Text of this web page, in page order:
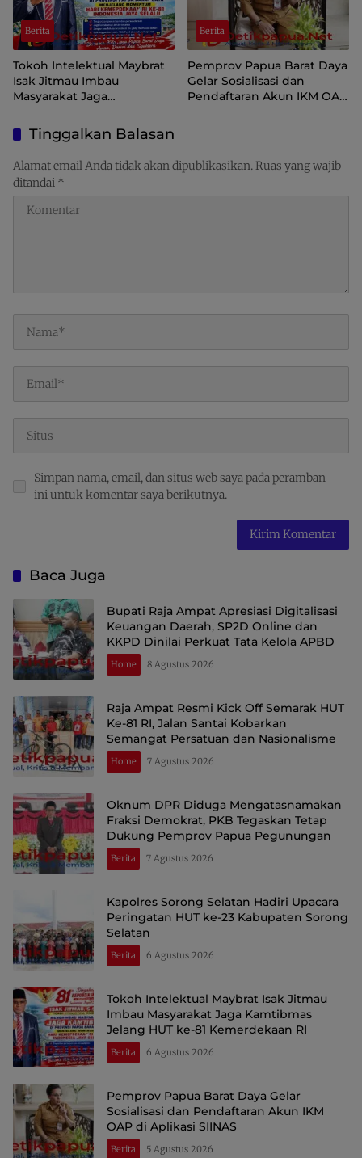
Berita
Tokoh Intelektual Maybrat
Isak Jitmau Imbau
Masyarakat Jaga
81 Kemerdekaan RI
Berita
Pemprov Papua Barat Daya
Gelar Sosialisasi dan
Pendaftaran Akun IKM OAP
Tinggalkan Balasan
Alamat email Anda tidak akan dipublikasikan.Ruas yang wajib
ditandai *
Simpan nama, email, dan situs web saya pada peramban
ini untuk komentar saya berikutnya.
Baca Juga
Bupati Raja Ampat Apresiasi Digitalisasi
Keuangan Daerah, SP2D Online dan
KKPD Dinilai Perkuat Tata Kelola APBD
Home 8 Agustus 2026
Raja Ampat Resmi Kick Off Semarak HUT
Ke-81 RI, Jalan Santai Kobarkan
Semangat Persatuan dan Nasionalisme
Home 7 Agustus 2026
Oknum DPR Diduga Mengatasnamakan
Fraksi Demokrat, PKB Tegaskan Tetap
Dukung Pemprov Papua Pegunungan
Berita 7 Agustus 2026
Kapolres Sorong Selatan Hadiri Upacara
Peringatan HUT ke-23 Kabupaten Sorong
Selatan
Berita 6 Agustus 2026
Tokoh Intelektual Maybrat Isak Jitmau
Imbau Masyarakat Jaga Kamtibmas
Jelang HUT ke-81 Kemerdekaan RI
Berita 6 Agustus 2026
Pemprov Papua Barat Daya Gelar
Sosialisasi dan Pendaftaran Akun IKM
OAP di Aplikasi SIINAS
Berita 5 Agustus 2026